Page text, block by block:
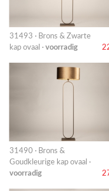
31493 · Brons & Zwarte
kap ovaal · voorradig
31490 · Brons &
Goudkleurige kap ovaal ·
voorradig